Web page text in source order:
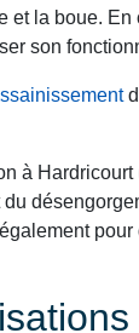
la boue. En
son
à